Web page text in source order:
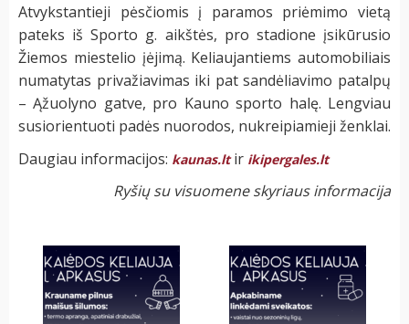
Atvykstantieji pėsčiomis į paramos priėmimo vietą
pateks iš Sporto g. aikštės, pro stadione įsikūrusio
Žiemos miestelio įėjimą. Keliaujantiems automobiliais
numatytas privažiavimas iki pat sandėliavimo patalpų
– Ąžuolyno gatve, pro Kauno sporto halę. Lengviau
susiorientuoti padės nuorodos, nukreipiamieji ženklai.
Daugiau informacijos: kaunas.ltir ikipergales.lt
Ryšių su visuomene skyriaus informacija